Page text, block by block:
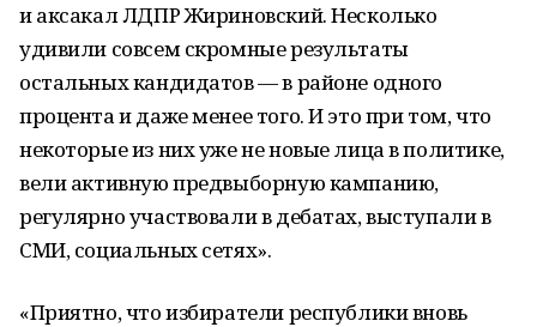
и аксакал ЛДПР Жириновский. Несколько
удивили совсем скромные результаты
остальных кандидатов — в районе одного
процента и даже менее того. И это при том, что
некоторые из них уже не новые лица в политике,
вели активную предвыборную кампанию,
регулярно участвовали в дебатах, выступали в
СМИ, социальных сетях».
«Приятно, что избиратели республики вновь